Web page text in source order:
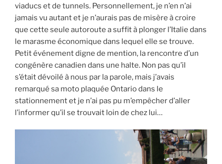
viaducs et de tunnels. Personnellement, je n’en n’ai
jamais vu autant et je n’aurais pas de misère à croire
que cette seule autoroute a suffit à plonger l’Italie dans
le marasme économique dans lequel elle se trouve.
Petit événement digne de mention, la rencontre d’un
congénère canadien dans une halte. Non pas qu’il
s’était dévoilé à nous par la parole, mais j’avais
remarqué sa moto plaquée Ontario dans le
stationnement et je n’ai pas pu m’empêcher d’aller
l’informer qu’il se trouvait loin de chez lui…